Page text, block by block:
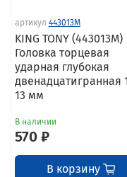
артикул 443013M
KING TONY (443013M)
Головка торцевая
ударная глубокая
двенадцатигранная
13 мм
В наличии
570 ₽
В корзину